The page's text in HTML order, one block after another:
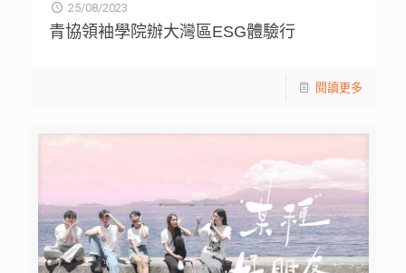
25/08/2023
青協領袖學院辦大灣區ESG體驗行
閱讀更多